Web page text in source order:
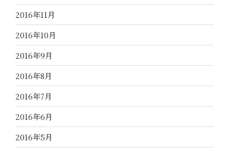
2016年11月
2016年10月
2016年9月
2016年8月
2016年7月
2016年6月
2016年5月